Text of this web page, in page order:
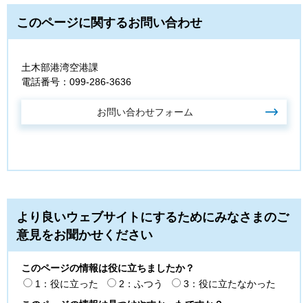
このページに関するお問い合わせ
土木部港湾空港課
電話番号：099-286-3636
より良いウェブサイトにするためにみなさまのご
意見をお聞かせください
このページの情報は役に立ちましたか？
1：役に立った
2：ふつう
3：役に立たなかった